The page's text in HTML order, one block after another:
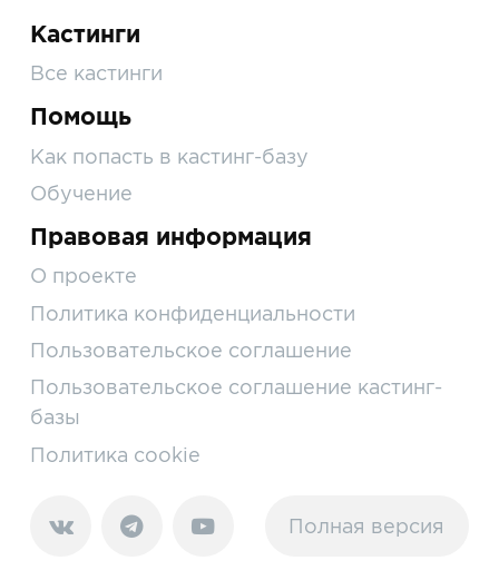
Кастинги
Все кастинги
Помощь
Как попасть в кастинг-базу
Обучение
Правовая информация
О проекте
Политика конфиденциальности
Пользовательское соглашение
Пользовательское соглашение кастинг-
базы
Политика cookie
Полная версия